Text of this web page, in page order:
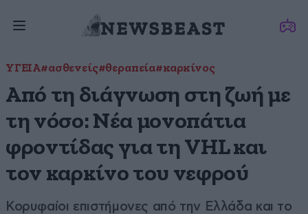
ΥΓΕΙΑ#ασθενείς#θεραπεία#καρκίνος
Από τη διάγνωση στη ζωή με
τη νόσο: Νέα μονοπάτια
φροντίδας για τη VHL και
τον καρκίνο του νεφρού
Κορυφαίοι επιστήμονες από την Ελλάδα και το